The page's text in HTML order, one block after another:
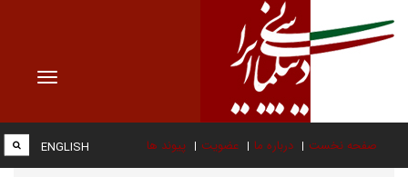
Toggle
صفحه نخست درباره ما عضویت پیوند ها ENGLISH